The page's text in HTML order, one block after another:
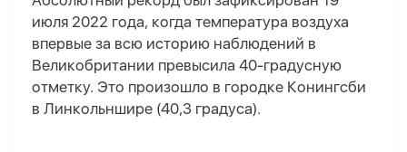
июля 2022 года, когда температура воздуха
впервые за всю историю наблюдений в
Великобритании превысила 40-градусную
отметку. Это произошло в городке Конингсби
в Линкольншире (40,3 градуса).